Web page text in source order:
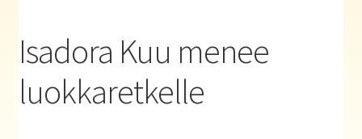
Isadora Kuu menee
luokkaretkelle